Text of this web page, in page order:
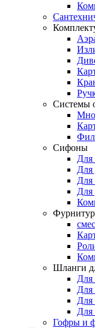
Системы
Сифоны
Для
Для
Для
Для
Шланги
Для
Для
Для
Для
Гофры и